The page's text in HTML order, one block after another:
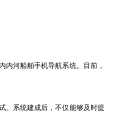
内河船舶手机导航系统。目前，
。系统建成后，不仅能够及时提